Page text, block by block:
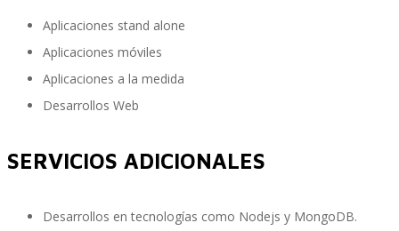
Partner Managed Cloud Chile
Paquetes de Soporte - Apoyo COVID19
Aplicaciones stand alone
Aplicaciones móviles
Aplicaciones a la medida
Desarrollos Web
SERVICIOS ADICIONALES
Desarrollos en tecnologías como Nodejs y MongoDB.